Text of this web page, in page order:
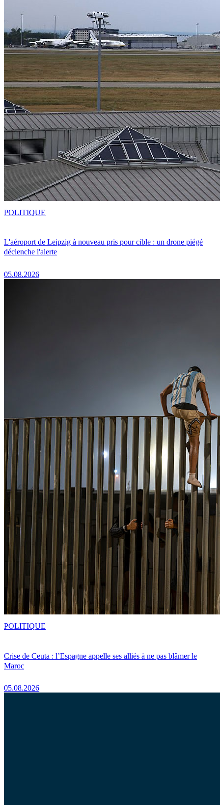
L'aéroport de Leipzig à nouveau pris pour cible : un drone piégé
déclenche l'alerte
05.08.2026
POLITIQUE
Crise de Ceuta : l’Espagne appelle ses alliés à ne pas blâmer le
Maroc
05.08.2026
POLITIQUE